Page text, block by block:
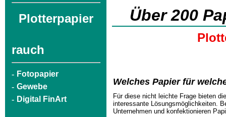
Plotterpapier
rauch
- Fotopapier
- Gewebe
- Digital FinArt
Über 200
Welches Papier für
Für diese nicht leichte Frage bieten
interessante Lösungsmöglichkeiten.
Unternehmen und konfektionieren